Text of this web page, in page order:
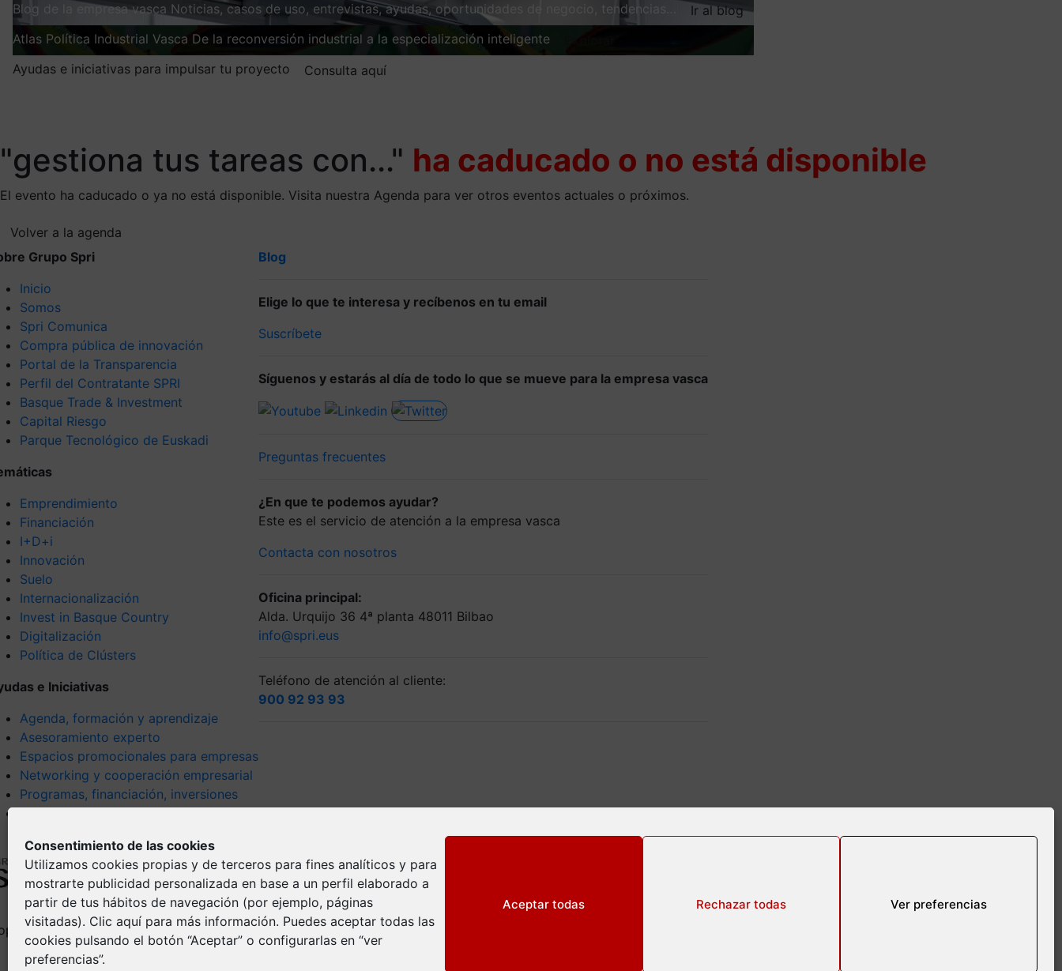
Consentimiento de las cookies
Utilizamos cookies propias y de terceros para fines analíticos y para
mostrarte publicidad personalizada en base a un perfil elaborado a
partir de tus hábitos de navegación (por ejemplo, páginas
visitadas). Clic aquí para más información. Puedes aceptar todas las
cookies pulsando el botón “Aceptar” o configurarlas en “ver
preferencias”.
Aceptar todas Rechazar todas Ver preferencias
Blog de la empresa vasca Noticias, casos de uso, entrevistas, ayudas, oportunidades de negocio, tendencias…
Ir al blog
Atlas Política Industrial Vasca De la reconversión industrial a la especialización inteligente
Ayudas e iniciativas para impulsar tu proyecto
Consulta aquí
"gestiona tus tareas con..." ha caducado o no está disponible
El evento ha caducado o ya no está disponible. Visita nuestra Agenda para ver otros eventos actuales o próximos.
Volver a la agenda
Grupo Spri
Inicio
Somos
Spri Comunica
Compra pública de innovación
Portal de la Transparencia
Perfil del Contratante SPRI
Basque Trade & Investment
Capital Riesgo
Parque Tecnológico de Euskadi
Emprendimiento
Financiación
I+D+i
Innovación
Suelo
Internacionalización
Invest in Basque Country
Digitalización
Política de Clústers
e Iniciativas
Agenda, formación y aprendizaje
Asesoramiento experto
Espacios promocionales para empresas
Networking y cooperación empresarial
Programas, financiación, inversiones
Tendencias y visión estratégica
Blog
Elige lo que te interesa y recíbenos en tu email
Suscríbete
Síguenos y estarás al día de todo lo que se mueve para la empresa vasca
Preguntas frecuentes
¿En que te podemos ayudar?
Este es el servicio de atención a la empresa vasca
Contacta con nosotros
Oficina principal:
Alda. Urquijo 36 4ª planta 48011 Bilbao
info@spri.eus
Teléfono de atención al cliente:
900 92 93 93
© Spri 2026. All right reserved
Aviso Legal
Política de privacidad